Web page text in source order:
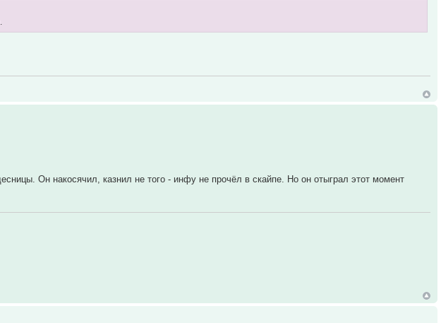
Он накосячил, казнил не того - инфу не прочёл в скайпе. Но он отыграл этот момент